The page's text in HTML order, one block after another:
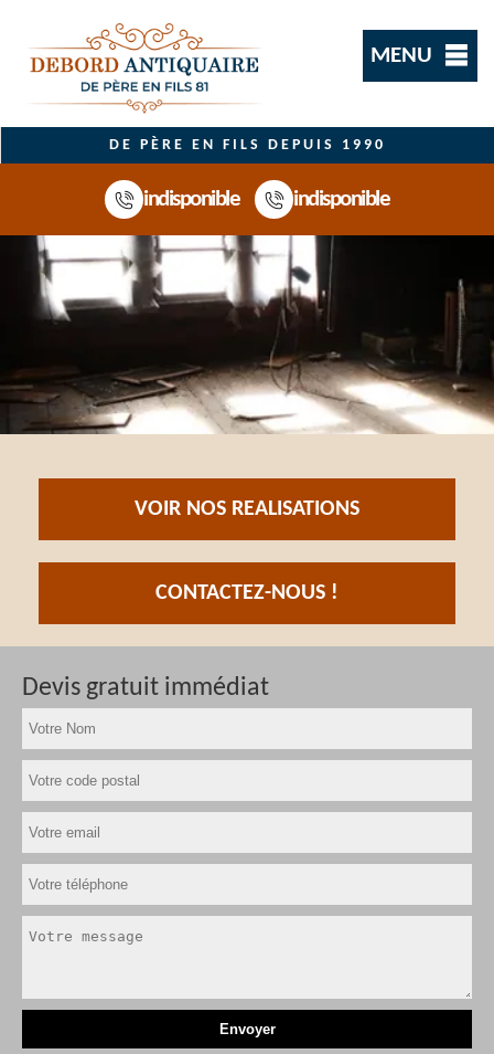
MENU
DE PÈRE EN FILS DEPUIS 1990
indisponible indisponible
VOIR NOS REALISATIONS
CONTACTEZ-NOUS !
Devis gratuit immédiat